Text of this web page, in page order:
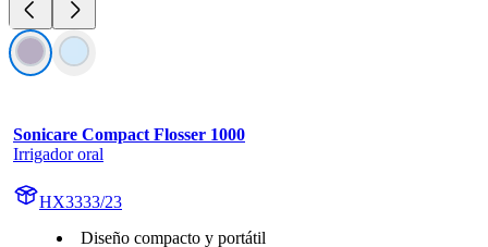
Sonicare Compact Flosser 1000
Irrigador oral
HX3333/23
Diseño compacto y portátil